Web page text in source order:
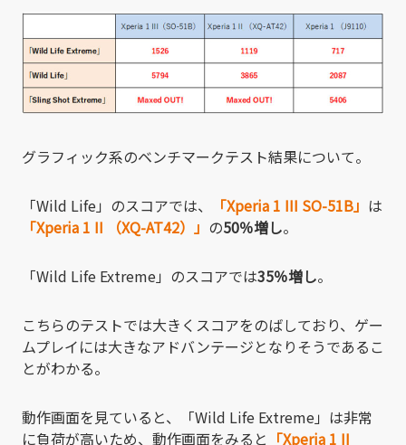
グラフィック系のベンチマークテスト結果について。
「Wild Life」のスコアでは、 「Xperia 1 III SO-51B」 は
「Xperia 1 II （XQ-AT42）」 の50％増し。
「Wild Life Extreme」のスコアでは35％増し。
こちらのテストでは大きくスコアをのばしており、ゲー
ムプレイには大きなアドバンテージとなりそうであるこ
とがわかる。
動作画面を見ていると、「Wild Life Extreme」は非常
に負荷が高いため、動作画面をみると 「Xperia 1 II